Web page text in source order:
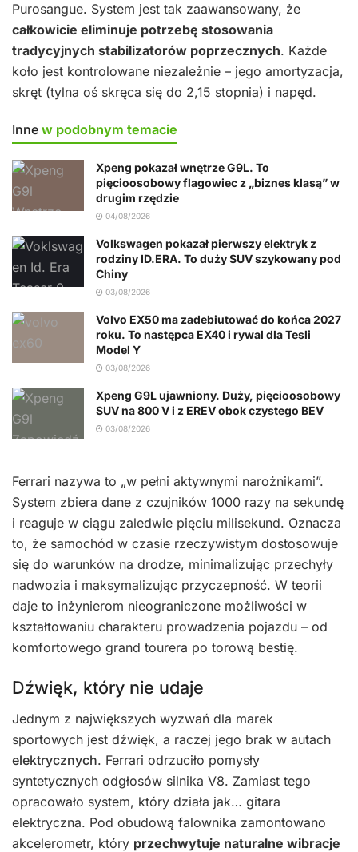
Purosangue. System jest tak zaawansowany, że
całkowicie eliminuje potrzebę stosowania
tradycyjnych stabilizatorów poprzecznych. Każde
koło jest kontrolowane niezależnie – jego amortyzacja,
skręt (tylna oś skręca się do 2,15 stopnia) i napęd.
Inne w podobnym temacie
Xpeng pokazał wnętrze G9L. To
pięcioosobowy flagowiec z „biznes klasą” w
drugim rzędzie
04/08/2026
Volkswagen pokazał pierwszy elektryk z
rodziny ID.ERA. To duży SUV szykowany pod
Chiny
03/08/2026
Volvo EX50 ma zadebiutować do końca 2027
roku. To następca EX40 i rywal dla Tesli
Model Y
03/08/2026
Xpeng G9L ujawniony. Duży, pięcioosobowy
SUV na 800 V i z EREV obok czystego BEV
03/08/2026
Ferrari nazywa to „w pełni aktywnymi narożnikami”.
System zbiera dane z czujników 1000 razy na sekundę
i reaguje w ciągu zaledwie pięciu milisekund. Oznacza
to, że samochód w czasie rzeczywistym dostosowuje
się do warunków na drodze, minimalizując przechyły
nadwozia i maksymalizując przyczepność. W teorii
daje to inżynierom nieograniczone możliwości w
kształtowaniu charakteru prowadzenia pojazdu – od
komfortowego grand tourera po torową bestię.
Dźwięk, który nie udaje
Jednym z największych wyzwań dla marek
sportowych jest dźwięk, a raczej jego brak w autach
elektrycznych. Ferrari odrzuciło pomysły
syntetycznych odgłosów silnika V8. Zamiast tego
opracowało system, który działa jak… gitara
elektryczna. Pod obudową falownika zamontowano
akcelerometr, który przechwytuje naturalne wibracje